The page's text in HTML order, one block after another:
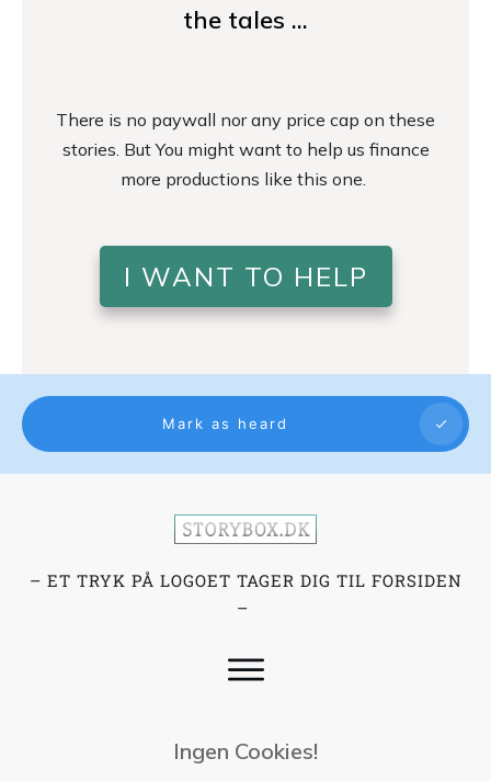
the tales ...
There is no paywall nor any price cap on these
stories. But You might want to help us finance
more productions like this one.
I WANT TO HELP
Mark as heard
– ET TRYK PÅ LOGOET TAGER DIG TIL FORSIDEN
–
Ingen Cookies!